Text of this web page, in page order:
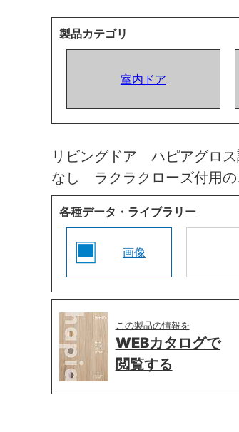
製品カテゴリ
室内ドア
リビングドア ハピアグ
なし ラクラクローズ付用の
各種データ・ライブラリー
画像
この製品の情報を
WEBカタログで
閲覧する